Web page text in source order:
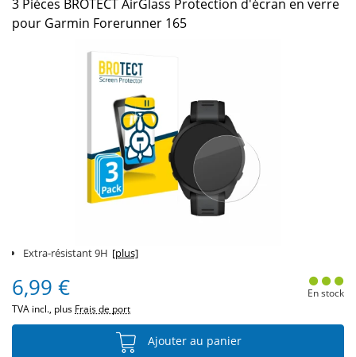
3 Pièces BROTECT AirGlass Protection d'écran en verre
pour Garmin Forerunner 165
Extra-résistant 9H [plus]
6,99 €
TVA incl., plus Frais de port
En stock
Ajouter au panier